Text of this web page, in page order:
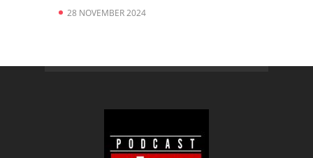
28 NOVEMBER 2024